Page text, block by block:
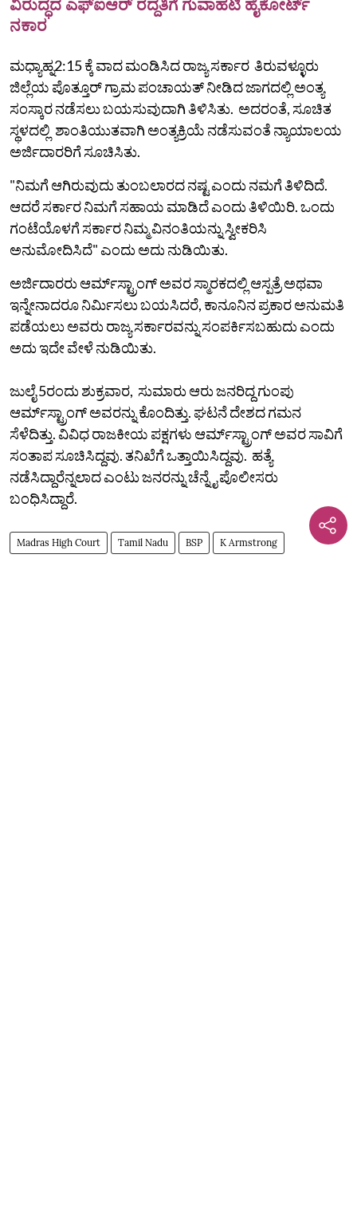
ವಿರುದ್ಧದ ಎಫ್‌ಐಆರ್‌ ರದ್ದತಿಗೆ ಗುವಾಹಟಿ ಹೈಕೋರ್ಟ್‌
ನಕಾರ
ಮಧ್ಯಾಹ್ನ2:15 ಕ್ಕೆ ವಾದ ಮಂಡಿಸಿದ ರಾಜ್ಯ ಸರ್ಕಾರ ತಿರುವಳ್ಳೂರು
ಜಿಲ್ಲೆಯ ಪೊತ್ತೂರ್‌ ಗ್ರಾಮ ಪಂಚಾಯತ್ ನೀಡಿದ ಜಾಗದಲ್ಲಿ ಅಂತ್ಯ
ಸಂಸ್ಕಾರ ನಡೆಸಲು ಬಯಸುವುದಾಗಿ ತಿಳಿಸಿತು. ಅದರಂತೆ, ಸೂಚಿತ
ಸ್ಥಳದಲ್ಲಿ ಶಾಂತಿಯುತವಾಗಿ ಅಂತ್ಯಕ್ರಿಯೆ ನಡೆಸುವಂತೆ ನ್ಯಾಯಾಲಯ
ಅರ್ಜಿದಾರರಿಗೆ ಸೂಚಿಸಿತು.
"ನಿಮಗೆ ಆಗಿರುವುದು ತುಂಬಲಾರದ ನಷ್ಟ ಎಂದು ನಮಗೆ ತಿಳಿದಿದೆ.
ಆದರೆ ಸರ್ಕಾರ ನಿಮಗೆ ಸಹಾಯ ಮಾಡಿದೆ ಎಂದು ತಿಳಿಯಿರಿ. ಒಂದು
ಗಂಟೆಯೊಳಗೆ ಸರ್ಕಾರ ನಿಮ್ಮ ವಿನಂತಿಯನ್ನು ಸ್ವೀಕರಿಸಿ
ಅನುಮೋದಿಸಿದೆ" ಎಂದು ಅದು ನುಡಿಯಿತು.
ಅರ್ಜಿದಾರರು ಆರ್ಮ್‌ಸ್ಟ್ರಾಂಗ್ ಅವರ ಸ್ಮಾರಕದಲ್ಲಿ ಆಸ್ಪತ್ರೆ ಅಥವಾ
ಇನ್ನೇನಾದರೂ ನಿರ್ಮಿಸಲು ಬಯಸಿದರೆ, ಕಾನೂನಿನ ಪ್ರಕಾರ ಅನುಮತಿ
ಪಡೆಯಲು ಅವರು ರಾಜ್ಯ ಸರ್ಕಾರವನ್ನು ಸಂಪರ್ಕಿಸಬಹುದು ಎಂದು
ಅದು ಇದೇ ವೇಳೆ ನುಡಿಯಿತು.
ಜುಲೈ 5ರಂದು ಶುಕ್ರವಾರ, ಸುಮಾರು ಆರು ಜನರಿದ್ದ ಗುಂಪು
ಆರ್ಮ್‌ಸ್ಟ್ರಾಂಗ್ ಅವರನ್ನು ಕೊಂದಿತ್ತು. ಘಟನೆ ದೇಶದ ಗಮನ
ಸೆಳೆದಿತ್ತು. ವಿವಿಧ ರಾಜಕೀಯ ಪಕ್ಷಗಳು ಆರ್ಮ್‌ಸ್ಟ್ರಾಂಗ್‌ ಅವರ ಸಾವಿಗೆ
ಸಂತಾಪ ಸೂಚಿಸಿದ್ದವು. ತನಿಖೆಗೆ ಒತ್ತಾಯಿಸಿದ್ದವು. ಹತ್ಯೆ
ನಡೆಸಿದ್ದಾರೆನ್ನಲಾದ ಎಂಟು ಜನರನ್ನು ಚೆನ್ನೈ ಪೊಲೀಸರು
ಬಂಧಿಸಿದ್ದಾರೆ.
Madras High Court Tamil Nadu BSP K Armstrong